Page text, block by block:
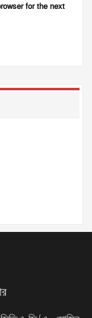
for the next